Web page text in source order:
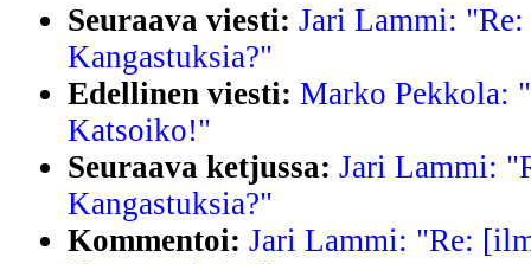
Seuraava viesti: Jari Lammi:
Kangastuksia?"
Edellinen viesti: Marko Pekkola:
Katsoiko!"
Seuraava ketjussa: Jari Lammi:
Kangastuksia?"
Kommentoi: Jari Lammi: "Re: